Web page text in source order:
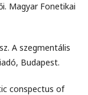
Magyar Fonetikai
A szegmentális
Budapest.
conspectus of